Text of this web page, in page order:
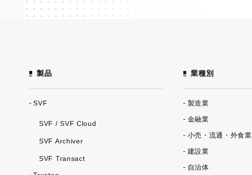
製品
SVF
SVF / SVF Cloud
SVF Archiver
SVF Transact
業種別
製造業
金融業
小売・流通・外食業
建設業
自治体